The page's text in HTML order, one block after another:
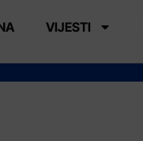
VIJESTI